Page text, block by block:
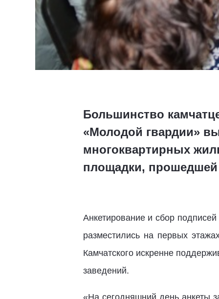
Большинство
«Молодой гвардии»
многоквартирных
площадки, прошедшей
Анкетирование и сбор
разместились на первых
Камчатского искренне
заведений.
«На сегодняшний день анкеты